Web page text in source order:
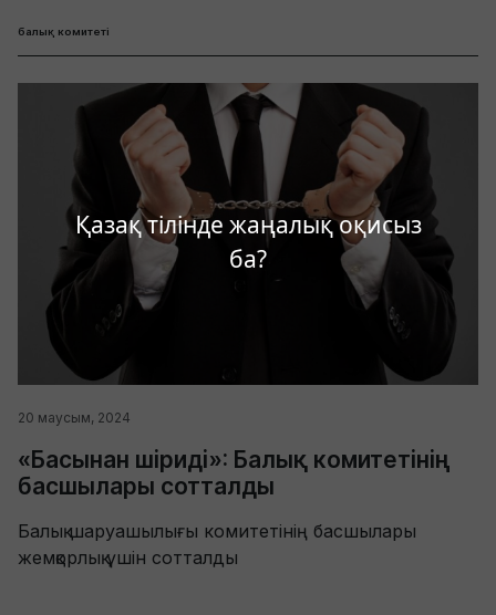
Қазақ тілінде жаңалық оқисыз
ба?
балық комитеті
20 маусым, 2024
«Басынан шіриді»: Балық комитетінің
басшылары сотталды
Балық шаруашылығы комитетінің басшылары
жемқорлық үшін сотталды